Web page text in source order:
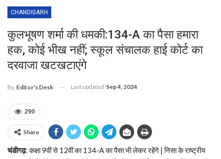
CHANDIGARH
कुलभूषण शर्मा की धमकी:134-A का पैसा हमारा
हक, कोई भीख नहीं; स्कूल संचालक हाई कोर्ट का
दरवाजा खटखटाएंगे
By Editor's Desk Last updated Sep 4, 2024
290
Share
चंडीगढ़: कक्षा 9वीं से 12वीं का 134-A का पैसा भी लेकर रहेंगे | निसा के राष्ट्रीय